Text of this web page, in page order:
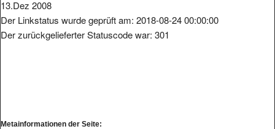
13.Dez 2008
Der Linkstatus wurde geprüft am: 2018-08-24 00:00:00
Der zurückgelieferter Statuscode war: 301
Metainformationen der Seite: